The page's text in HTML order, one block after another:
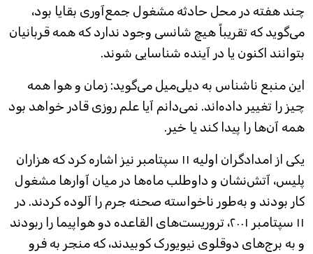
چند هفته در محل حادثه مشغول جمع‌آوری بقایا بود،
می‌گوید که تقریباً هیچ شانسی وجود ندارد که همه قربانیان
بتوانند اکنون یا در آینده شناسایی شوند.
این منبع ناشناس به دیلی‌میل می‌گوید: زمان و هوا همه
چیز را تغییر داده‌اند. نمی‌دانم آیا علم روزی قادر خواهد بود
همه آن‌ها را پیدا کند یا خیر.
یکی از امدادگران اولیه ۱۱ سپتامبر نیز اشاره کرد که هزاران
پلیس، آتش‌نشان و داوطلب ماه‌ها در میان آوارها مشغول
کار بودند و به‌طور ناخواسته صحنه جرم را آلوده کردند. در
۱۱ سپتامبر ۲۰۰۱، تروریست‌های القاعده دو هواپیما را ربودند
و به برج‌های دوقلوی نیویورک کوبیدند، که منجر به فرو